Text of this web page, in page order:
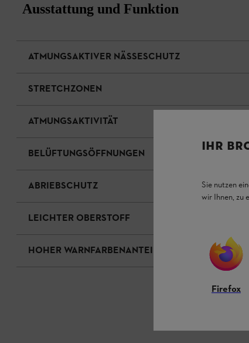
Ausstattung und Funktion
ATMUNGSAKTIVER NÄSSESCHUTZ
STRETCHZONEN
ATMUNGSAKTIVITÄT
BELÜFTUNGSÖFFNUNGEN
ABRIEBSCHUTZ
LEICHTER OBERSTOFF
HOHER WARNFARBENANTEIL
IHR
Sie nutzen
wir Ihnen, zu
Firefox